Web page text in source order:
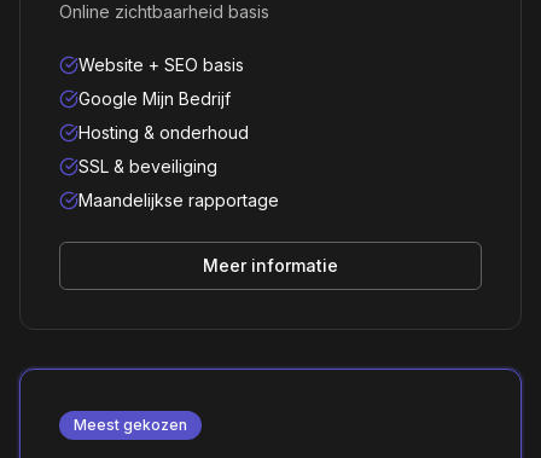
Online zichtbaarheid basis
Website + SEO basis
Google Mijn Bedrijf
Hosting & onderhoud
SSL & beveiliging
Maandelijkse rapportage
Meer informatie
Meest gekozen